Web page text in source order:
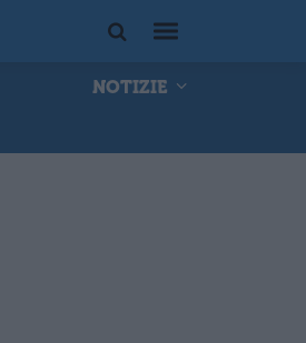
NOTIZIE